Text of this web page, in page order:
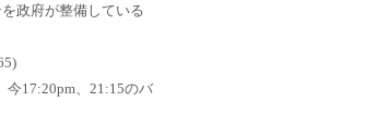
政府が整備している
17:20pm、21:15のバ